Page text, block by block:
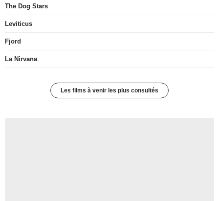
The Dog Stars
Leviticus
Fjord
La Nirvana
Les films à venir les plus consultés